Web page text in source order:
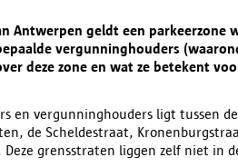
Antwerpen geldt een parkeerzone
vergunninghouders
deze zone en wat ze betekent
en vergunninghouders ligt tussen
de Scheldestraat,
grensstraten liggen zelf niet in